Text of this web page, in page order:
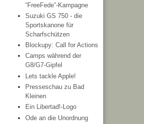
“FreeFede”-Kampagne
Suzuki GS 750 - die
Sportskanone für
Scharfschützen
Blockupy: Call for Actions
Camps während der
G8/G7-Gipfel
Lets tackle Apple!
Presseschau zu Bad
Kleinen
Ein Libertad!-Logo
Ode an die Unordnung